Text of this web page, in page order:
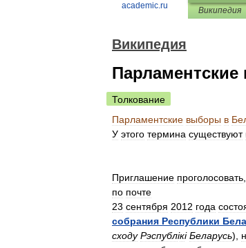
academic.ru Википедия
Википедия
Толкование
Парламентские выборы в
У этого термина существуют
Приглашение проголосовать
по почте
23 сентября 2012 года
собрания Республики
сходу РэспублікіБеларусь),